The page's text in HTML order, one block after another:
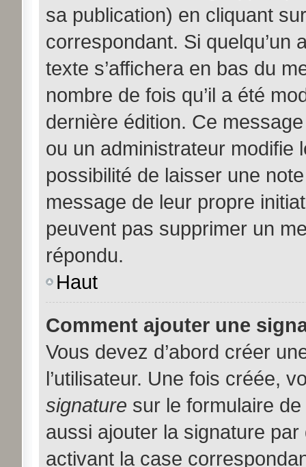
sa publication) en cliquant
correspondant. Si quelqu’un
texte s’affichera en bas du
nombre de fois qu’il a été
dernière édition. Ce
ou un administrateur modifie
possibilité de laisser une
message de leur propre
peuvent pas supprimer un
répondu.
Haut
Comment ajouter une
Vous devez d’abord créer
l’utilisateur. Une fois créée,
signature sur le formulaire
aussi ajouter la signature
activant la case